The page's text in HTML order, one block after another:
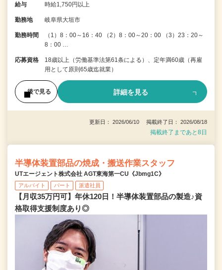
給与 時給1,750円以上
勤務地 岐阜県大垣市
勤務時間
（1）8：00～16：40 （2）8：00～20：00 （3）23：20～
8：00 …
応募資格
18歳以上（労働基準法第61条による）、定年満60歳（再雇
用として原則65歳迄就業）
後で見る 詳細を見る
更新日： 2026/06/10 掲載終了日： 2026/08/18
掲載終了まであと8日
半導体装置部品の焼成・搬送作業スタッフ
UTエージェント株式会社 AGT東海第一CU《Jbmg1C》
アルバイト パート 派遣社員
【月収35万円可】年休120日！半導体装置部品の製造♪資
格取得支援制度あり◎